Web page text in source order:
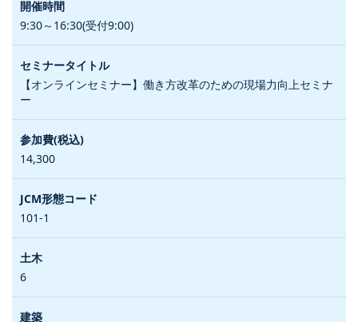
9:30～16:30(受付9:00)
【オンラインセミナー】働き方改革のための現場力向上セミナ
ー
14,300
101-1
6